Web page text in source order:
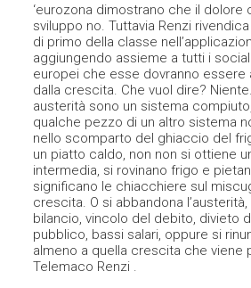
‘eurozona dimostrano che il dolore
sviluppo no. Tuttavia Renzi rivendica
di primo della classe
aggiungendo assieme a tutti i
europei che esse dovranno essere
dalla crescita. Che vuol dire?
austerità sono un sistema
qualche pezzo di un altro sistema
nello scomparto del ghiaccio del
un piatto caldo, non non si ottiene
intermedia, si rovinano frigo e
significano le chiacchiere sul
crescita. O si abbandona
bilancio, vincolo del debito, divieto
pubblico, bassi salari, oppure si
almeno a quella crescita che viene
Telemaco Renzi .